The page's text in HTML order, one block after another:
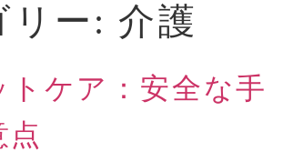
リー: 介護
トケア：安全な手
点